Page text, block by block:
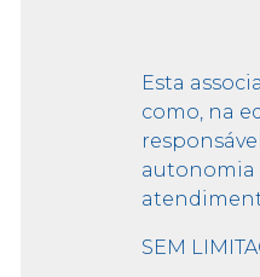
Esta
como, na
autonomia
SEM